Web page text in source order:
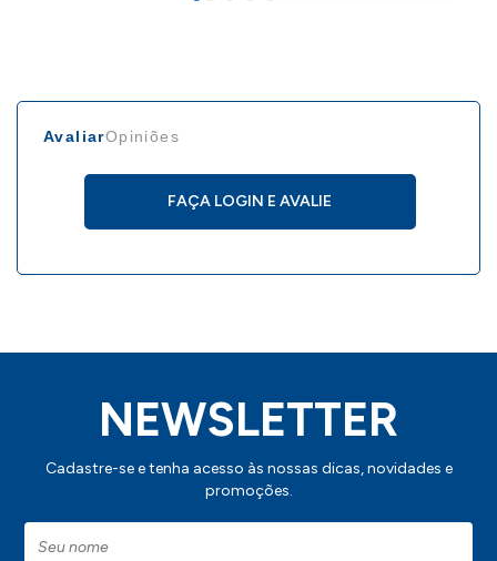
AvaliarOpiniões
FAÇA LOGIN E AVALIE
NEWSLETTER
Cadastre-se e tenha acesso às nossas dicas, novidades e
promoções.